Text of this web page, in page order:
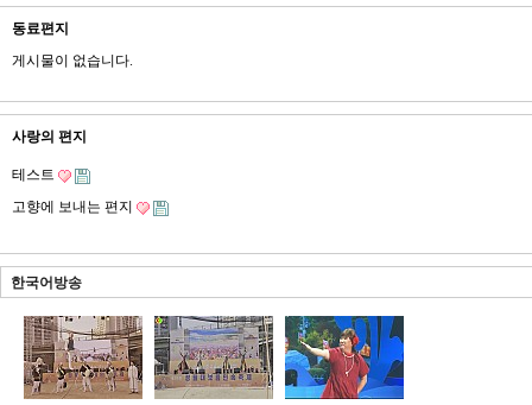
동료편지
게시물이 없습니다.
사랑의 편지
테스트
고향에 보내는 편지
한국어방송